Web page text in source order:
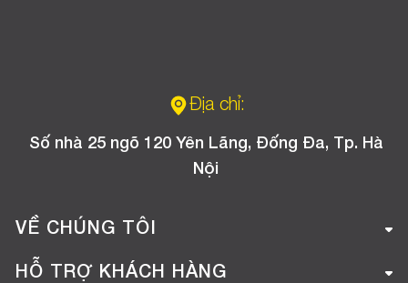
Địa chỉ:
Số nhà 25 ngõ 120 Yên Lãng, Đống Đa, Tp. Hà
Nội
VỀ CHÚNG TÔI
Giới thiệu công ty
HỖ TRỢ KHÁCH HÀNG